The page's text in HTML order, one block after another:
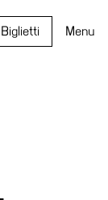
Biglietti Menu